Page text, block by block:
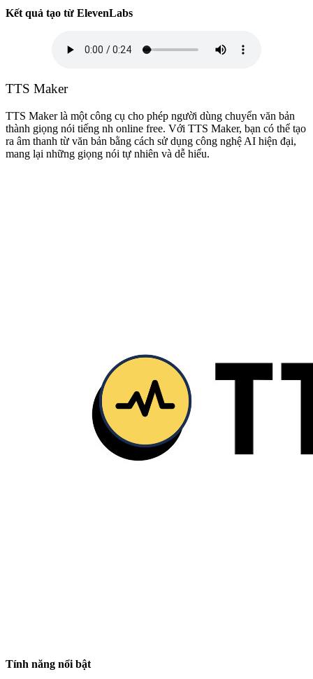
Kết quả tạo từ ElevenLabs
TTS Maker
TTS Maker là một công cụ cho phép người dùng chuyển văn bản
thành giọng nói tiếng nh online free. Với TTS Maker, bạn có thể tạo
ra âm thanh từ văn bản bằng cách sử dụng công nghệ AI hiện đại,
mang lại những giọng nói tự nhiên và dễ hiểu.
Tính năng nổi bật